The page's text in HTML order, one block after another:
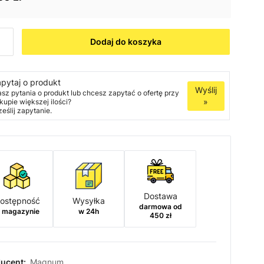
Dodaj do koszyka
o produkt
pytania o produkt lub chcesz zapytać o ofertę przy
większej ilości?
zapytanie.
Wyślij
»
magazynie
Wysyłka
w 24h
Dostawa
darmowa od
450 zł
Magnum